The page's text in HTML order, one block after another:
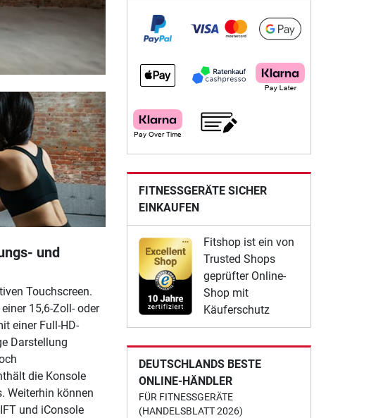
und
Touchscreen.
15,6-Zoll- oder
einer Full-HD-
Darstellung
die Konsole
Weiterhin können
und iConsole
FITNESSGERÄTE SICHER
EINKAUFEN
Fitshop ist ein von
Trusted Shops
geprüfter Online-
Shop mit
Käuferschutz
DEUTSCHLANDS BESTE
ONLINE-HÄNDLER
FÜR FITNESSGERÄTE
(HANDELSBLATT 2026)